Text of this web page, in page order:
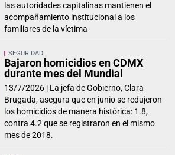
las autoridades capitalinas mantienen el
acompañamiento institucional a los
familiares de la víctima
SEGURIDAD
Bajaron homicidios en CDMX
durante mes del Mundial
13/7/2026 | La jefa de Gobierno, Clara
Brugada, asegura que en junio se redujeron
los homicidios de manera histórica: 1.8,
contra 4.2 que se registraron en el mismo
mes de 2018.